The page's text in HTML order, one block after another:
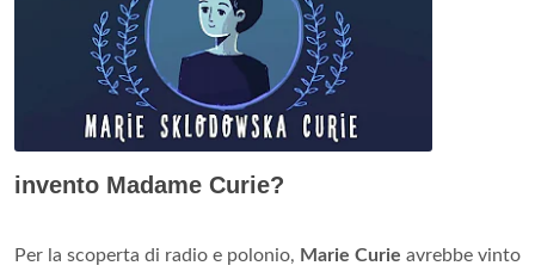
invento Madame Curie?
Per la scoperta di radio e polonio, Marie Curie avrebbe vinto